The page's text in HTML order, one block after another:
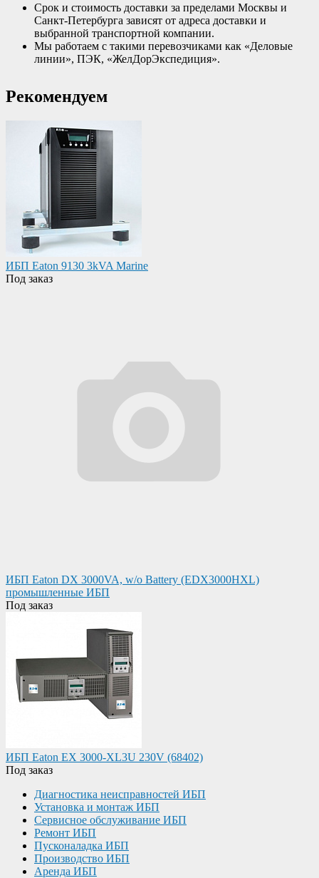
Срок и стоимость доставки за пределами Москвы и
Санкт-Петербурга зависят от адреса доставки и
выбранной транспортной компании.
Мы работаем с такими перевозчиками как «Деловые
линии», ПЭК, «ЖелДорЭкспедиция».
Рекомендуем
ИБП Eaton 9130 3kVA Marine
Под заказ
ИБП Eaton DX 3000VA, w/o Battery (EDX3000HXL)
промышленные ИБП
Под заказ
ИБП Eaton EX 3000-XL3U 230V (68402)
Под заказ
Диагностика неисправностей ИБП
Установка и монтаж ИБП
Сервисное обслуживание ИБП
Ремонт ИБП
Пусконаладка ИБП
Производство ИБП
Аренда ИБП